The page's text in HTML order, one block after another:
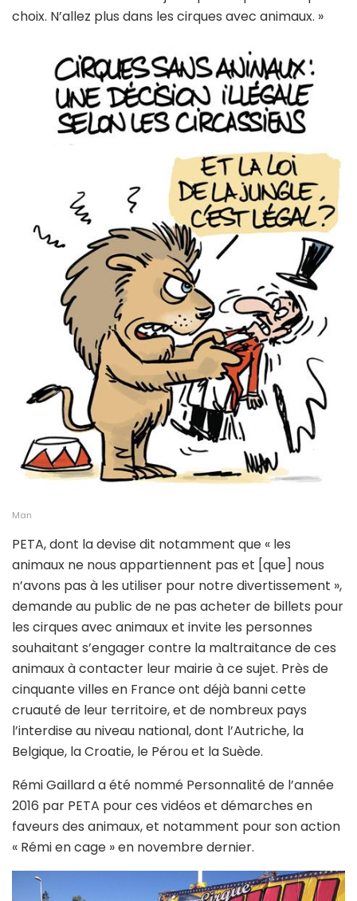
choix. N’allez plus dans les cirques avec animaux. »
Man
PETA, dont la devise dit notamment que « les
animaux ne nous appartiennent pas et [que] nous
n’avons pas à les utiliser pour notre divertissement »,
demande au public de ne pas acheter de billets pour
les cirques avec animaux et invite les personnes
souhaitant s’engager contre la maltraitance de ces
animaux à contacter leur mairie à ce sujet. Près de
cinquante villes en France ont déjà banni cette
cruauté de leur territoire, et de nombreux pays
l’interdise au niveau national, dont l’Autriche, la
Belgique, la Croatie, le Pérou et la Suède.
Rémi Gaillard a été nommé Personnalité de l’année
2016 par PETA pour ces vidéos et démarches en
faveurs des animaux, et notamment pour son action
« Rémi en cage » en novembre dernier.